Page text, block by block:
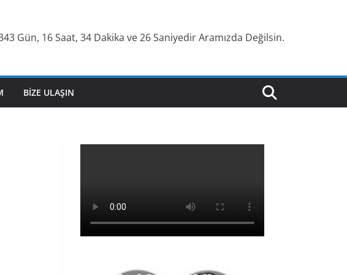
Gün, 16 Saat, 34 Dakika ve 27 Saniyedir Aramızda Değilsin.
BIZE ULAŞIN